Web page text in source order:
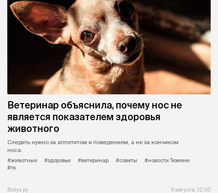
Ветеринар объяснила, почему нос не
является показателем здоровья
животного
Следить нужно за аппетитом и поведением, а не за кончиком
носа.
#животные
#здоровье #ветеринар #советы
#новости Тюмени
#тк
Вслух.ру 9 августа, 12:00